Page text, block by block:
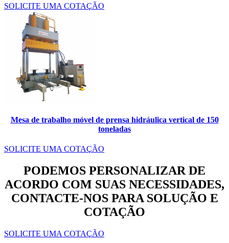
SOLICITE UMA COTAÇÃO
Mesa de trabalho móvel de prensa hidráulica vertical de 150
toneladas
SOLICITE UMA COTAÇÃO
PODEMOS PERSONALIZAR DE
ACORDO COM SUAS NECESSIDADES,
CONTACTE-NOS PARA SOLUÇÃO E
COTAÇÃO
SOLICITE UMA COTAÇÃO